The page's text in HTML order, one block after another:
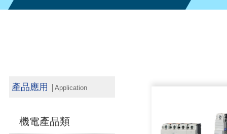
產品應用 │Application
機電產品類